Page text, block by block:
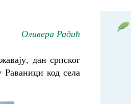
Оливера Радић
дан српског
Раваници код села